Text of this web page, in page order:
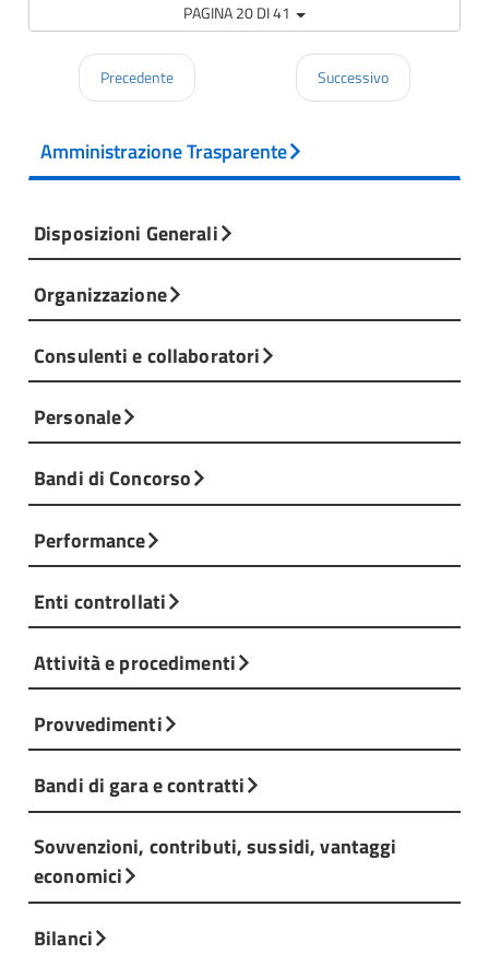
PAGINA 20 DI 41
Precedente Successivo
Amministrazione Trasparente
Disposizioni Generali
Organizzazione
Consulenti e collaboratori
Personale
Bandi di Concorso
Performance
Enti controllati
Attività e procedimenti
Provvedimenti
Bandi di gara e contratti
Sovvenzioni, contributi, sussidi, vantaggi
economici
Bilanci